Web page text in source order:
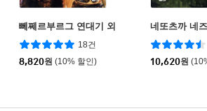
뻬쩨르부르그 연대기 외
18건
8,820원 (10% 할인)
네또츠까 네
10,620원